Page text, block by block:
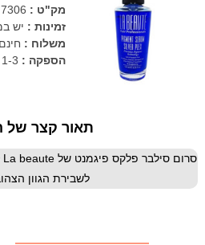
מק"ט :
7306
זמינות : יש
משלוח : חינם
הספקה : 1-3 ימי עסקים
תאור קצר של
לשבירת הגוון